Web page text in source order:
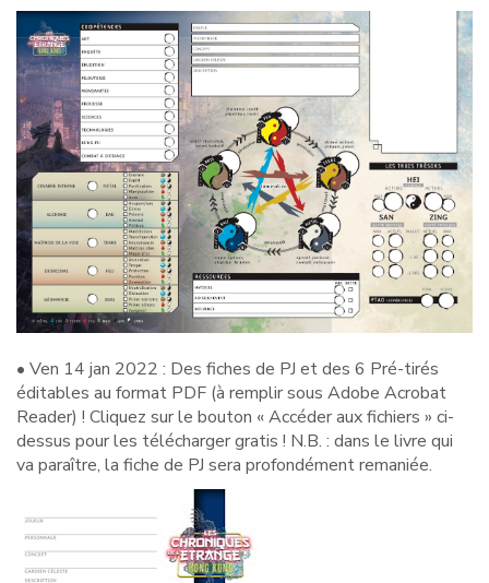
• Ven 14 jan 2022 : Des fiches de PJ et des 6 Pré-tirés
éditables au format PDF (à remplir sous Adobe Acrobat
Reader) ! Cliquez sur le bouton « Accéder aux fichiers » ci-
dessus pour les télécharger gratis ! N.B. : dans le livre qui
va paraître, la fiche de PJ sera profondément remaniée.